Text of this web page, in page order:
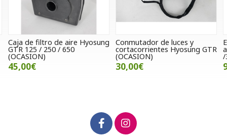
Conmutador de luces y
cortacorrientes Hyosung GTR
(OCASION)
30,00€
Equipo bomba inyectora y
aforador Kymco K-Xct 125
/300 (Ocasión)
90,00€